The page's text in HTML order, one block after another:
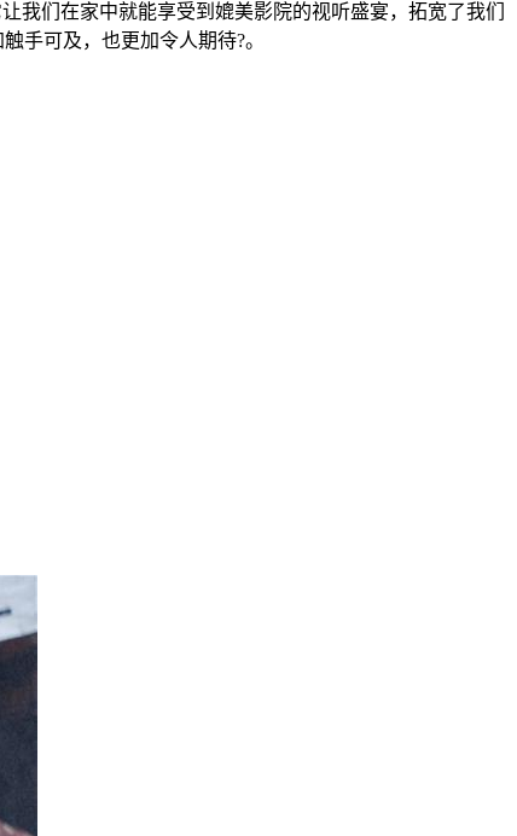
我们在家中就能享受到媲美影院的视听盛宴，拓宽了我们
手可及，也更加令人期待?。